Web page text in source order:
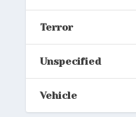
Terror
Unspecified
Vehicle